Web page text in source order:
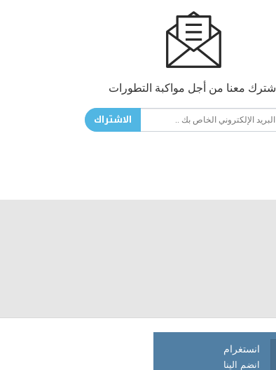
اشترك معنا من أجل مواكبة التطورات
الاشتراك
انستغرام
انضم الينا